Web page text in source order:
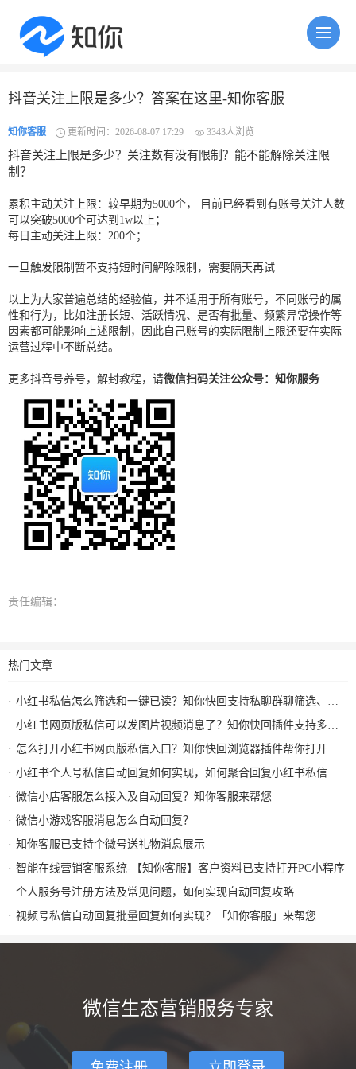
抖音关注上限是多少？答案在这里-知你客服
知你客服 更新时间：2026-08-07 17:29 3343人浏览
抖音关注上限是多少？关注数有没有限制？能不能解除关注限
制？
累积主动关注上限：较早期为5000个， 目前已经看到有账号关注人数
可以突破5000个可达到1w以上；
每日主动关注上限：200个；
一旦触发限制暂不支持短时间解除限制，需要隔天再试
以上为大家普遍总结的经验值，并不适用于所有账号，不同账号的属
性和行为，比如注册长短、活跃情况、是否有批量、频繁异常操作等
因素都可能影响上述限制，因此自己账号的实际限制上限还要在实际
运营过程中不断总结。
更多抖音号养号，解封教程，请微信扫码关注公众号：知你服务
责任编辑：
热门文章
小红书私信怎么筛选和一键已读？知你快回支持私聊群聊筛选、批量已读和图片视频回复
小红书网页版私信可以发图片视频消息了？知你快回插件支持多种形式图片发送和AI自动回复
怎么打开小红书网页版私信入口？知你快回浏览器插件帮你打开小红书私信AI回复及快捷回复
小红书个人号私信自动回复如何实现，如何聚合回复小红书私信及群消息？知你客服来解决
微信小店客服怎么接入及自动回复？知你客服来帮您
微信小游戏客服消息怎么自动回复？
知你客服已支持个微号送礼物消息展示
智能在线营销客服系统-【知你客服】客户资料已支持打开PC小程序
个人服务号注册方法及常见问题，如何实现自动回复攻略
视频号私信自动回复批量回复如何实现？「知你客服」来帮您
微信生态营销服务专家